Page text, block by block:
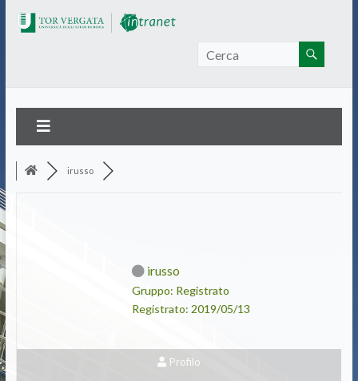
Intranet Tor Vergata
irusso
irusso
Gruppo: Registrato
Registrato: 2019/05/13
Profilo